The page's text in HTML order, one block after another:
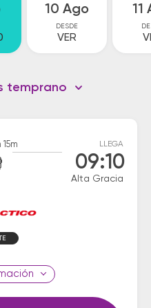
10 Ago
DESDE
VER
11
temprano
15m LLEGA
09:10
Alta Gracia